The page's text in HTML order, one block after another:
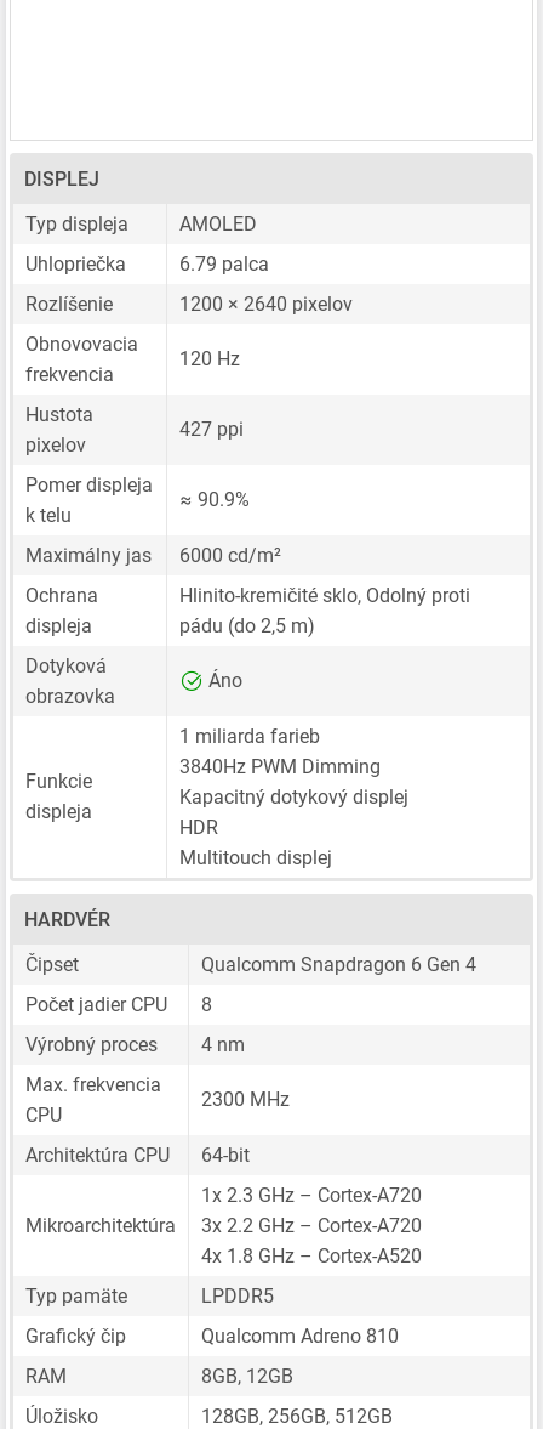
DISPLEJ
Typ displeja
AMOLED
Uhlopriečka
6.79 palca
Rozlíšenie
1200 × 2640 pixelov
Obnovovacia
frekvencia
120 Hz
Hustota
pixelov
427 ppi
Pomer displeja
k telu
≈ 90.9%
Maximálny jas
6000 cd/m²
Ochrana
displeja
Hlinito-kremičité sklo, Odolný proti
pádu (do 2,5 m)
Dotyková
obrazovka
Áno
Funkcie
displeja
1 miliarda farieb
3840Hz PWM Dimming
Kapacitný dotykový displej
HDR
Multitouch displej
HARDVÉR
Čipset
Qualcomm Snapdragon 6 Gen 4
Počet jadier CPU
8
Výrobný proces
4 nm
Max. frekvencia
CPU
2300 MHz
Architektúra CPU 64-bit
Mikroarchitektúra
1x 2.3 GHz – Cortex-A720
3x 2.2 GHz – Cortex-A720
4x 1.8 GHz – Cortex-A520
Typ pamäte
LPDDR5
Grafický čip
Qualcomm Adreno 810
RAM
8GB, 12GB
Úložisko
128GB, 256GB, 512GB